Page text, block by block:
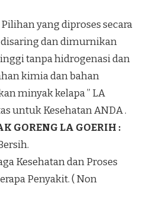
yang diproses secara
dan dimurnikan
tanpa hidrogenasi dan
kimia dan bahan
minyak kelapa ” LA
untuk Kesehatan ANDA .
GORENG LA GOERIH :
Kesehatan dan Proses
Penyakit. ( Non